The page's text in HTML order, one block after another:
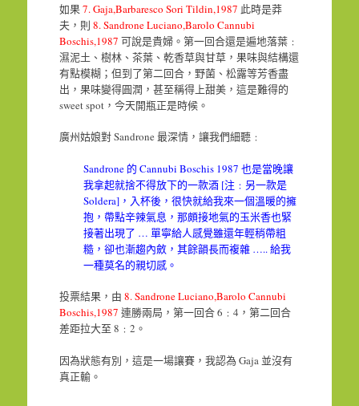
如果7. Gaja,Barbaresco Sori Tildin,1987 此時是莽
夫，則 8. Sandrone Luciano,Barolo Cannubi
Boschis,1987 可說是貴婦。第一回合還是遍地落葉﹕
濕泥土、樹林、茶葉、乾香草與甘草，果味與結構還
有點模糊；但到了第二回合，野菌、松露等芳香盡
出，果味變得圓潤，甚至稱得上甜美，這是難得的
sweet spot，今天開瓶正是時候。
廣州姑娘對 Sandrone 最深情，讓我們細聽﹕
Sandrone 的 Cannubi Boschis 1987 也是當晚讓
我拿起就捨不得放下的一款酒 [注﹕另一款是
Soldera]，入杯後，很快就給我來一個溫暖的擁
抱，帶點辛辣氣息，那頗接地氣的玉米香也緊
接著出現了 … 單寧給人感覺雖還年輕稍帶粗
糙，卻也漸趨內斂，其餘韻長而複雜 ….. 給我
一種莫名的親切感。
投票結果，由 8. Sandrone Luciano,Barolo Cannubi
Boschis,1987 連勝兩局，第一回合 6﹕4，第二回合
差距拉大至 8﹕2。
因為狀態有別，這是一場讓賽，我認為 Gaja 並沒有
真正輸。